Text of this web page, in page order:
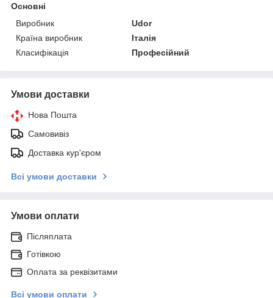
Основні
Виробник
Udor
Країна виробник
Італія
Класифікація
Професійний
Умови доставки
Нова Пошта
Самовивіз
Доставка кур'єром
Всі умови доставки
Умови оплати
Післяплата
Готівкою
Оплата за реквізитами
Всі умови оплати